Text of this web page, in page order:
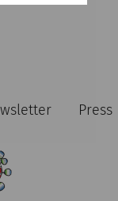
Press